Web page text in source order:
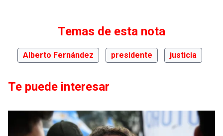
Temas de esta nota
Alberto Fernández presidente justicia
Te puede interesar